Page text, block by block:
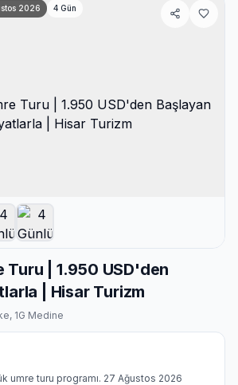
2026 4 Gün
Turu | 1.950 USD'den
| Hisar Turizm
1G Medine
umre turu programı. 27 Ağustos 2026